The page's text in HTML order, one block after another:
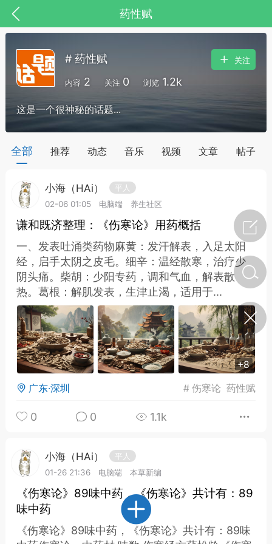
药性赋
节气气象
·特急预警】关
节返乡期间“闪
急提示
0
如何购买【理肺清瘟膏】
【养正护络膏】？
明脉衰：女性
明胃经
谷气为根，心气为枝——
《黄帝内经》脾胃养心论
谦济书童 0
# 药性赋
内容 2 关注 0 浏览 1.2k
关注
这是一个很神秘的话题...
全部 推荐 动态 音乐 视频 文章 帖子
小海（HAi）
平人
02-06 01:05
电脑端 养生社区
谦和既济整理：《伤寒论》用药概括
一、发表吐涌类药物麻黄：发汗解表，入足太阳
经，启手太阴之皮毛。细辛：温经散寒，治疗少
阴头痛。柴胡：少阳专药，调和气血，解表散
热。葛根：解肌发表，生津止渴，适用于...
+8
广东·深圳 #伤寒论 药性赋
0 0 1.1k
小海（HAi）
平人
01-26 21:36
电脑端 本草新编
《伤寒论》89味中药，《伤寒论》共计有：89
味中药
《伤寒论》89味中药，《伤寒论》共计有：89味